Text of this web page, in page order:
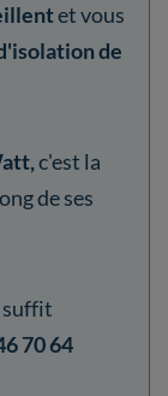
et vous
de
c'est la
de ses
suffit
70 64